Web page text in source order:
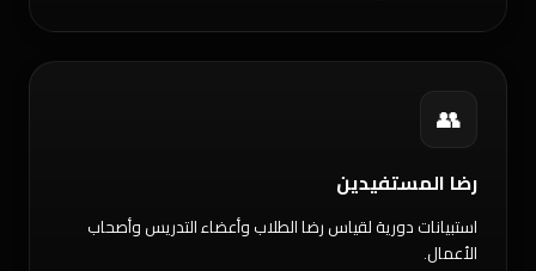
👥
رضا المستفيدين
استبيانات دورية لقياس رضا الطلاب وأعضاء التدريس وأصحاب
الأعمال.